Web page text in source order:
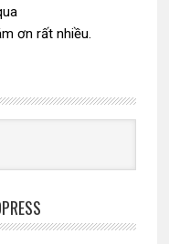
ơn rất nhiều.